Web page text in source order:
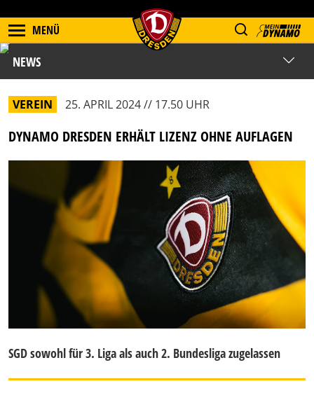
MENÜ
NEWS
VEREIN 25. APRIL 2024 // 17.50 UHR
DYNAMO DRESDEN ERHÄLT LIZENZ OHNE AUFLAGEN
SGD sowohl für 3. Liga als auch 2. Bundesliga zugelassen